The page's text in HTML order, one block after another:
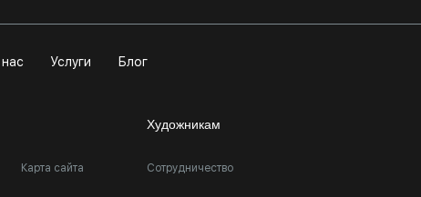
Услуги Блог
Карта сайта
Художникам
Сотрудничество